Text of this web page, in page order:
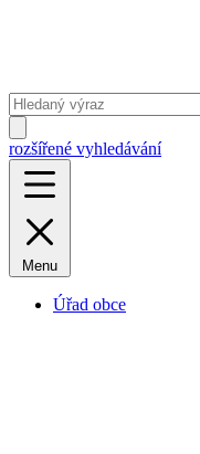
rozšířené vyhledávání
Menu
Úřad obce